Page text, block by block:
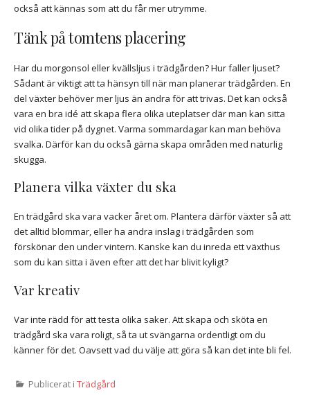
också att kännas som att du får mer utrymme.
Tänk på tomtens placering
Har du morgonsol eller kvällsljus i trädgården? Hur faller ljuset?
Sådant är viktigt att ta hänsyn till när man planerar trädgården. En
del växter behöver mer ljus än andra för att trivas. Det kan också
vara en bra idé att skapa flera olika uteplatser där man kan sitta
vid olika tider på dygnet. Varma sommardagar kan man behöva
svalka. Därför kan du också gärna skapa områden med naturlig
skugga.
Planera vilka växter du ska
En trädgård ska vara vacker året om. Plantera därför växter så att
det alltid blommar, eller ha andra inslag i trädgården som
förskönar den under vintern. Kanske kan du inreda ett växthus
som du kan sitta i även efter att det har blivit kyligt?
Var kreativ
Var inte rädd för att testa olika saker. Att skapa och sköta en
trädgård ska vara roligt, så ta ut svängarna ordentligt om du
känner för det. Oavsett vad du välje att göra så kan det inte bli fel.
Publicerat i Trädgård